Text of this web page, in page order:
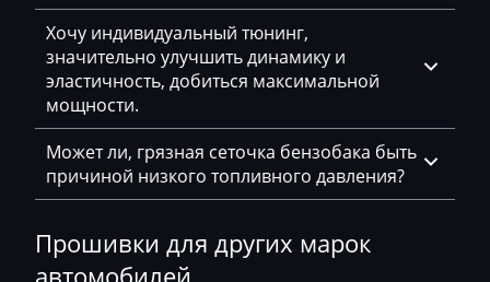
FAW
Fendt
Fiat
Ford
Foton
Freightliner
Furukawa
Хочу индивидуальный тюнинг,
значительно улучшить динамику и
эластичность, добиться максимальной
мощности.
Может ли, грязная сеточка бензобака быть
причиной низкого топливного давления?
Прошивки для других марок